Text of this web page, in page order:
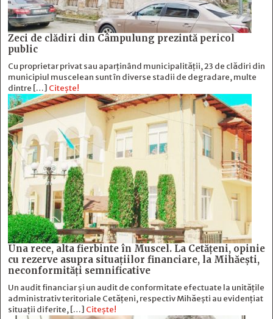
Zeci de clădiri din Câmpulung prezintă pericol
public
Cu proprietar privat sau aparținând municipalității, 23 de clădiri din
municipiul muscelean sunt în diverse stadii de degradare, multe
dintre […] Citește!
Una rece, alta fierbinte în Muscel. La Cetăţeni, opinie
cu rezerve asupra situaţiilor financiare, la Mihăeşti,
neconformităţi semnificative
Un audit financiar și un audit de conformitate efectuate la unitățile
administrativ teritoriale Cetățeni, respectiv Mihăești au evidențiat
situații diferite, […] Citește!